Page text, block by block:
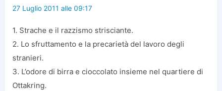
27 Luglio 2011 alle 09:17
1. Strache e il razzismo strisciante.
2. Lo sfruttamento e la precarietà del lavoro degli
stranieri.
3. L’odore di birra e cioccolato insieme nel quartiere di
Ottakring.